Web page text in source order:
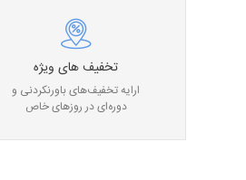
تخفیف های ویژه
ارایه تخفیف‌های باورنکردنی و
دوره‌ای در روز‌های خاص